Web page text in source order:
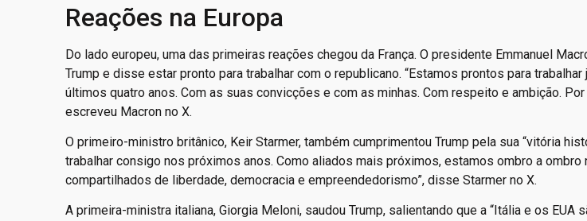
Reações na Europa
Do lado europeu, uma das primeiras reações chegou da França. O presidente Emmanuel
Trump e disse estar pronto para trabalhar com o republicano. “Estamos prontos para
últimos quatro anos. Com as suas convicções e com as minhas. Com respeito e ambição.
escreveu Macron no X.
O primeiro-ministro britânico, Keir Starmer, também cumprimentou Trump pela sua “vitória
trabalhar consigo nos próximos anos. Como aliados mais próximos, estamos ombro a
compartilhados de liberdade, democracia e empreendedorismo”, disse Starmer no X.
A primeira-ministra italiana, Giorgia Meloni, saudou Trump, salientando que a “Itália e os EUA